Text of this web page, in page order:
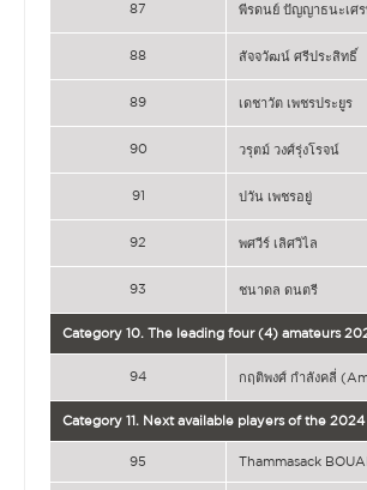
87 พีรดนย์ ปัญญาธนะเศ
88 สัจจวัฒน์ ศรีประสิทธิ์
89 เดชาวัต เพชรประยูร
90 วรุตม์ วงศ์รุ่งโรจน์
91 ปวัน เพชรอยู่
92 พศวีร์ เลิศวิไล
93 ชนาดล ดนตรี
Category 10. The leading four (4) amateurs
94 กฤติพงศ์ กำลังคลี่
Category 11. Next available players of the
95 Thammasack